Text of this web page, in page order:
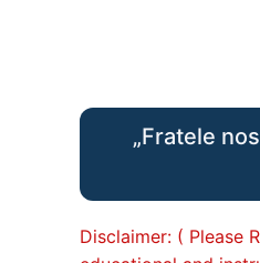
„Fratele
Disclaimer: ( Please